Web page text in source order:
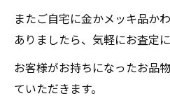
またご自宅に金かメッキ品か
ありましたら、気軽にお査定
お客様がお持ちになったお品
ていただきます。